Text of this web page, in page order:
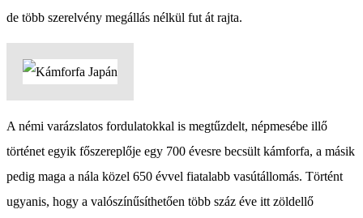
de több szerelvény megállás nélkül fut át rajta.
A némi varázslatos fordulatokkal is megtűzdelt, népmesébe illő
történet egyik főszereplője egy 700 évesre becsült kámforfa, a másik
pedig maga a nála közel 650 évvel fiatalabb vasútállomás. Történt
ugyanis, hogy a valószínűsíthetően több száz éve itt zöldellő